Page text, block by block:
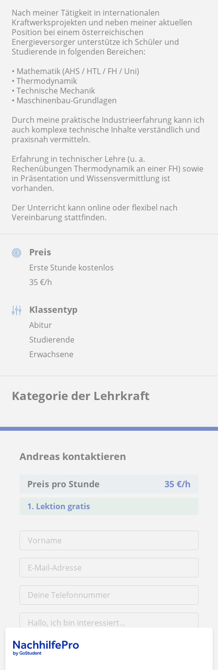
Preis
Erste Stunde kostenlos
35€/h
Klassentyp
Abitur
Studierende
Erwachsene
Nach meiner Tätigkeit in internationalen
Kraftwerksprojekten und neben meiner aktuellen
Position bei einem österreichischen
Energieversorger unterstütze ich Schüler und
Studierende in folgenden Bereichen:
• Mathematik (AHS / HTL / FH / Uni)
• Thermodynamik
• Technische Mechanik
• Maschinenbau-Grundlagen
Durch meine praktische Industrieerfahrung kann ich
auch komplexe technische Inhalte verständlich und
praxisnah vermitteln.
Erfahrung in technischer Lehre (u. a.
Rechenübungen Thermodynamik an einer FH) sowie
in Präsentation und Wissensvermittlung ist
vorhanden.
Der Unterricht kann online oder flexibel nach
Vereinbarung stattfinden.
Kategorie der Lehrkraft
Andreas kontaktieren
Preis pro Stunde 35€/h
1. Lektion gratis